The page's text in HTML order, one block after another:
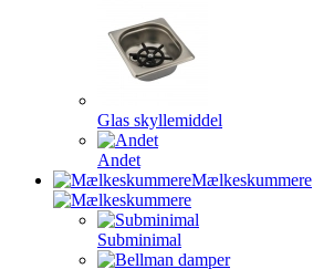
Glas skyllemiddel
Andet
Mælkeskummere
Subminimal